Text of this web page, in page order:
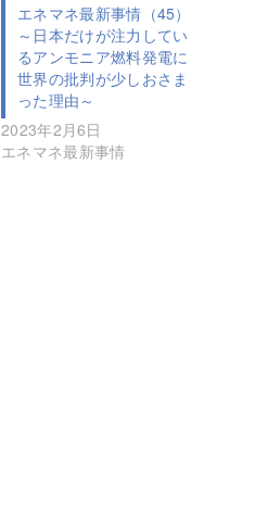
エネマネ最新事情（45）
～日本だけが注力してい
るアンモニア燃料発電に
世界の批判が少しおさま
った理由～
2023年2月6日
エネマネ最新事情